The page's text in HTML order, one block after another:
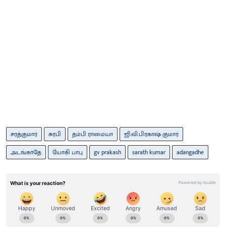
சரத்குமார் சுரபி தம்பி ராமையா
ஜி.வி.பிரகாஷ் குமார்
அடங்காதே
யோகி பாபு gv prakash sarath kumar adangadhe